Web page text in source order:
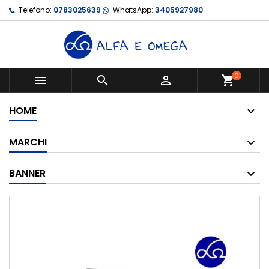
Telefono: 0783025639 WhatsApp: 3405927980
   shopping_cart0
HOME
MARCHI
BANNER